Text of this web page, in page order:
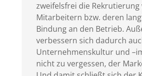
zweifelsfrei die Rekrutierung
Mitarbeitern bzw. deren
Bindung an den Betrieb.
verbessern sich dadurch
Unternehmenskultur und
nicht zu vergessen, der